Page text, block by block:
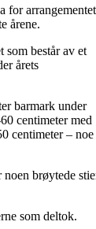
for
årene.
som består av et
årets
barmark under
centimeter med
centimeter – noe
brøytede
som deltok.